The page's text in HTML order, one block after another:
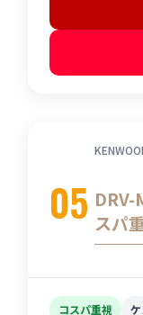
05 DRV-
スパ
コスパ重視